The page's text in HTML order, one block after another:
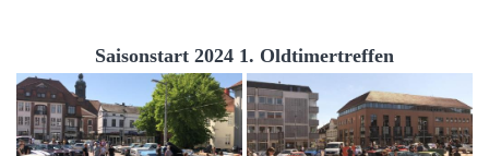
Saisonstart 2024 1. Oldtimertreffen